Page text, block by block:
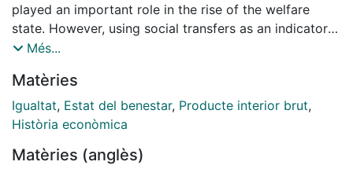
played an important role in the rise of the welfare
state. However, using social transfers as an indicator
of redistribution and three alternative proxies for
per capita to the unskilled wage, and the share of non-
family farms¿this article shows that inequality did not
favour the development of social policy between 1880
more easily in countries that were previously more
Més...
Matèries
Igualtat, Estat del benestar, Producte interior brut,
Història econòmica
Matèries (anglès)